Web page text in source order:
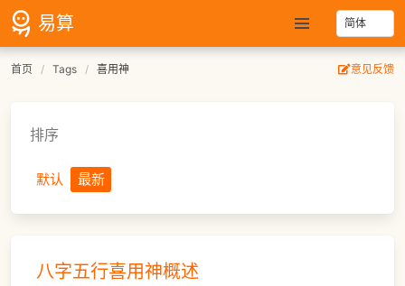
易算
首页 Tags 喜用神 意见反馈
排序
默认 最新
八字五行喜用神概述